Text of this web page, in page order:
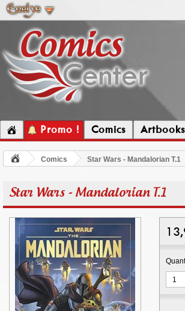
Promo ! Comics Artbooks
Comics Star Wars - Mandalorian T.1
Star Wars - Mandalorian T.1